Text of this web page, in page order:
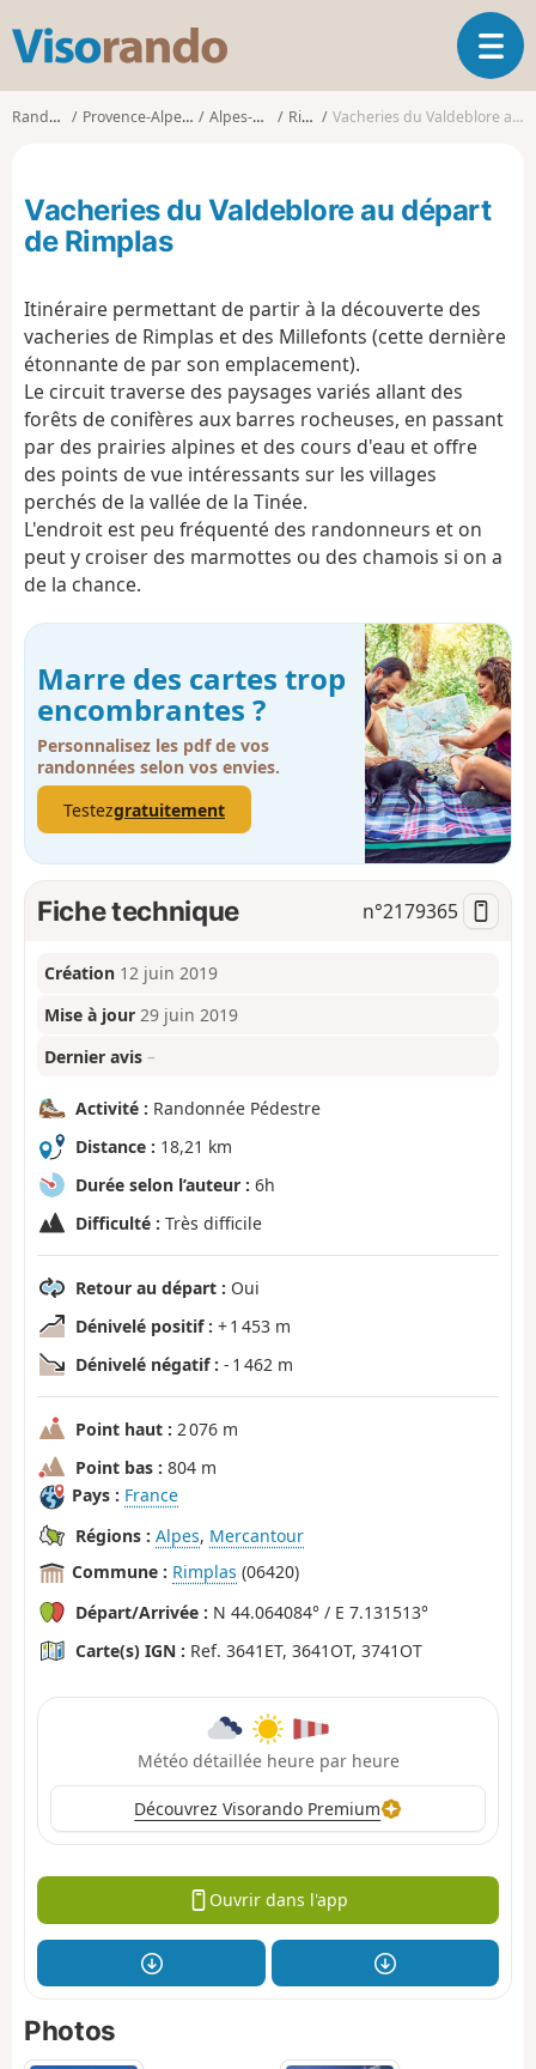
s
o
d
O
u
l
i
i
Randonnées Provence-Alpes-Côte d'Azur Alpes-Maritimes Rimplas Vacheries du Valdeblore au départ de Rimplas
Vacheries du Valdeblore au départ
de Rimplas
Itinéraire permettant de partir à la découverte des
vacheries de Rimplas et des Millefonts (cette dernière
étonnante de par son emplacement).
Le circuit traverse des paysages variés allant des
forêts de conifères aux barres rocheuses, en passant
par des prairies alpines et des cours d'eau et offre
des points de vue intéressants sur les villages
perchés de la vallée de la Tinée.
L'endroit est peu fréquenté des randonneurs et on
peut y croiser des marmottes ou des chamois si on a
de la chance.
Marre des cartes trop
encombrantes ?
Personnalisez les pdf de vos
randonnées selon vos envies.
Testezgratuitement
Fiche technique n°2179365
Création 12 juin 2019
Mise à jour 29 juin 2019
Dernier avis –
Activité : Randonnée Pédestre
Distance : 18,21 km
Durée selon l’auteur : 6h
Difficulté : Très difficile
Retour au départ : Oui
Dénivelé positif : + 1 453 m
Dénivelé négatif : - 1 462 m
Point haut : 2 076 m
Point bas : 804 m
Pays : France
Régions : Alpes, Mercantour
Commune : Rimplas (06420)
Départ/Arrivée : N 44.064084° / E 7.131513°
Carte(s) IGN : Ref. 3641ET, 3641OT, 3741OT
Météo détaillée heure par heure
Découvrez Visorando Premium
Ouvrir dans l'app
Photos